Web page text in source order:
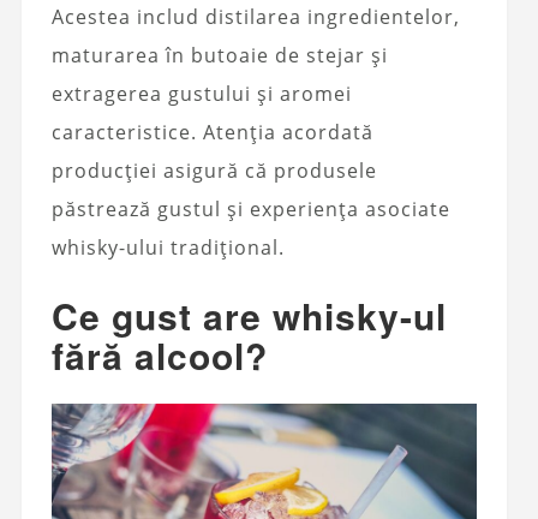
Acestea includ distilarea ingredientelor,
maturarea în butoaie de stejar și
extragerea gustului și aromei
caracteristice. Atenția acordată
producției asigură că produsele
păstrează gustul și experiența asociate
whisky-ului tradițional.
Ce gust are whisky-ul
fără alcool?